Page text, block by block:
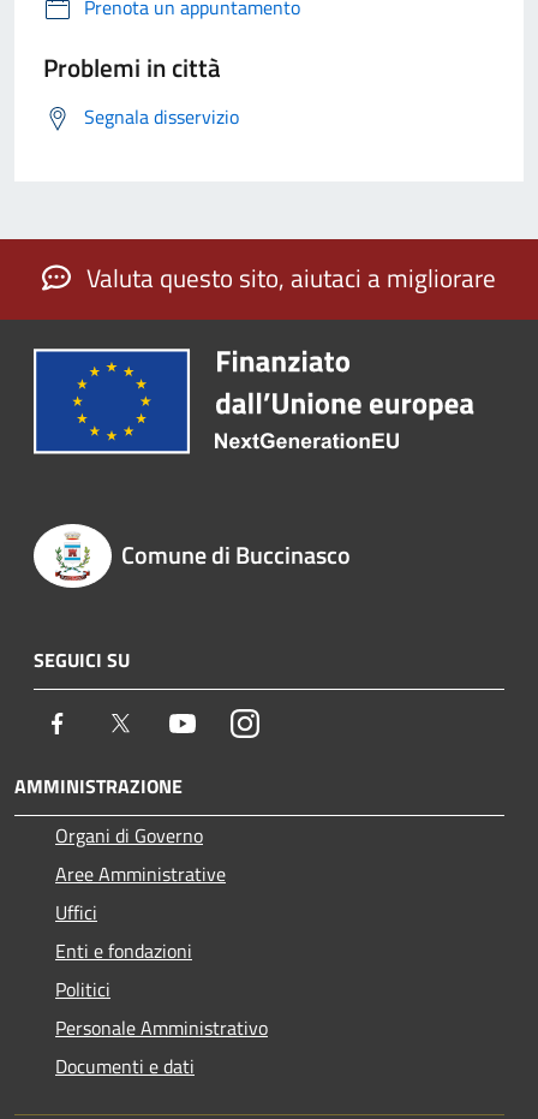
Prenota un appuntamento
Problemi in città
Segnala disservizio
Valuta questo sito, aiutaci a migliorare
Comune di Buccinasco
SEGUICI SU
Facebook Twitter YoutubeInstagram
AMMINISTRAZIONE
Organi di Governo
Aree Amministrative
Uffici
Enti e fondazioni
Politici
Personale Amministrativo
Documenti e dati